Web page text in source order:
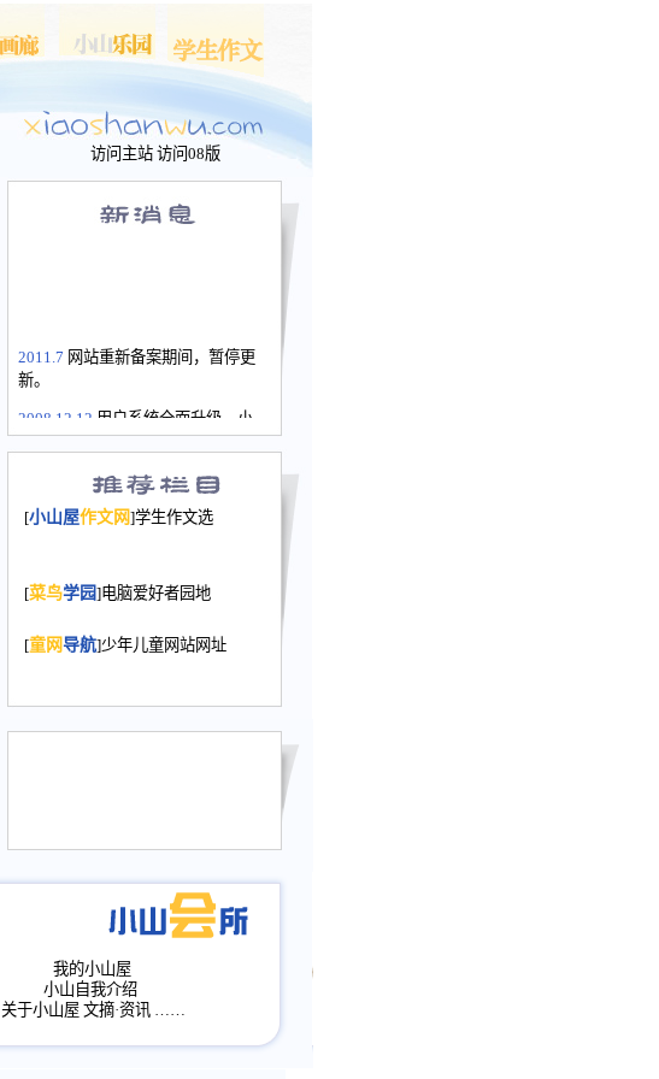
访问主站 访问08版
2011.7 网站重新备案期间，暂停更
新。
2008.12.12 用户系统全面升级，小
山屋主站、作文网、学生作文、家
次注册全部通行。
2008.12.12家园网正式运行，域
2008.11.20为迎接小山屋建站10周
年，2009版提前启用，小山屋全面
小山画廊均增加多个新栏目。。
[小山屋作文网]学生作文选
[菜鸟学园]电脑爱好者园地
[童网导航]少年儿童网站网址
我的小山屋
小山自我介绍
关于小山屋 文摘·资讯 ……